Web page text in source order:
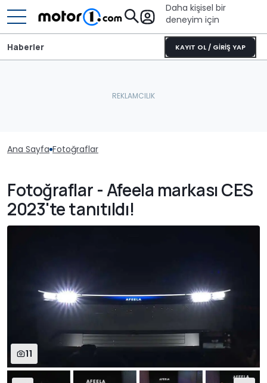
Daha kişisel bir
deneyim için
KAYIT OL / GİRİŞ YAP
Haberler
Ana Sayfa Fotoğraflar
Fotoğraflar - Afeela markası CES
2023'te tanıtıldı!
11